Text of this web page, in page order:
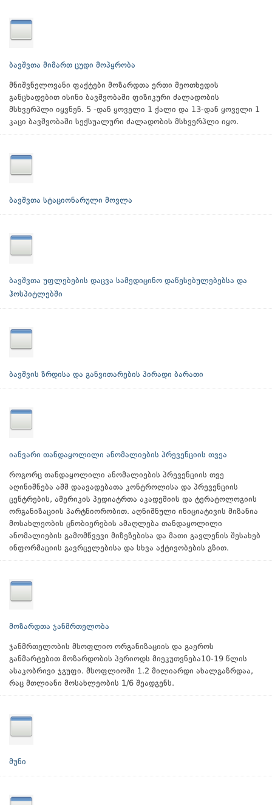
ბავშვთა მიმართ ცუდი მოპყრობა
მნიშვნელოვანი ფაქტები მოზარდთა ერთი მეოთხედის
განცხადებით ისინი ბავშვობაში ფიზიკური ძალადობის
მსხვერპლი იყვნენ. 5 -დან ყოველი 1 ქალი და 13-დან ყოველი 1
კაცი ბავშვობაში სექსუალური ძალადობის მსხვერპლი იყო.
ბავშვთა სტაციონარული მოვლა
ბავშვთა უფლებების დაცვა სამედიცინო დაწესებულებებსა და
ჰოსპიტლებში
ბავშვის ზრდისა და განვითარების პირადი ბარათი
იანვარი თანდაყოლილი ანომალიების პრევენციის თვეა
როგორც თანდაყოლილი ანომალიების პრევენციის თვე
აღინიშნება აშშ დაავადებათა კონტროლისა და პრევენციის
ცენტრების, ამერიკის პედიატრთა აკადემიის და ტერატოლოგიის
ორგანიზაციის პარტნიორობით. აღნიშნული ინიციატივის მიზანია
მოსახლეობის ცნობიერების ამაღლება თანდაყოლილი
ანომალიების გამომწვევი მიზეზებისა და მათი გავლენის შესახებ
ინფორმაციის გავრცელებისა და სხვა აქტივობების გზით.
მოზარდთა ჯანმრთელობა
ჯანმრთელობის მსოფლიო ორგანიზაციის და გაეროს
განმარტებით მოზარდობის პერიოდს მიეკუთვნება10-19 წლის
ასაკობრივი ჯგუფი. მსოფლიოში 1.2 მილიარდი ახალგაზრდაა,
რაც მთლიანი მოსახლეობის 1/6 შეადგენს.
მუნი